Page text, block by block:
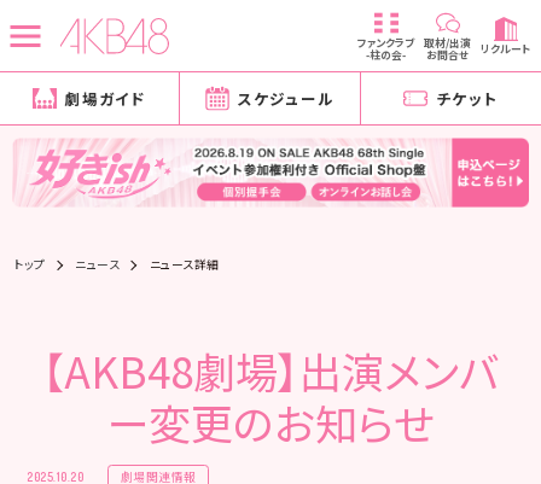
ファンクラブ
-柱の会-
取材/出演
お問合せ リクルート
劇場ガイド スケジュール チケット
トップ ニュース ニュース詳細
【AKB48劇場】出演メンバ
ー変更のお知らせ
2025.10.20 劇場関連情報